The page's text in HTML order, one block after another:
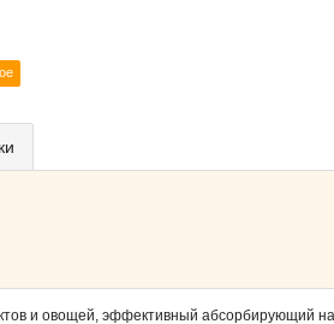
и овощей, эффективный абсорбирующий